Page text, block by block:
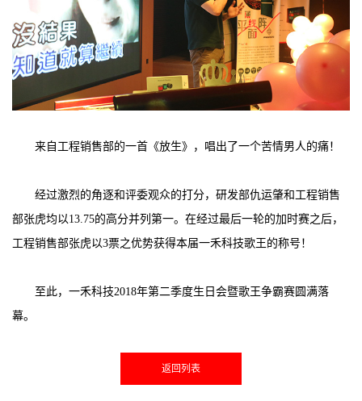
来自工程销售部的一首《放生》，唱出了一个苦情男人的痛！
经过激烈的角逐和评委观众的打分，研发部仇运肇和工程销售
部张虎均以13.75的高分并列第一。在经过最后一轮的加时赛之后，
工程销售部张虎以3票之优势获得本届一禾科技歌王的称号！
至此，一禾科技2018年第二季度生日会暨歌王争霸赛圆满落
幕。
返回列表